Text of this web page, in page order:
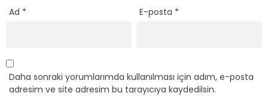
Ad * E-posta *
Daha sonraki yorumlarımda kullanılması için adım, e-posta
adresim ve site adresim bu tarayıcıya kaydedilsin.